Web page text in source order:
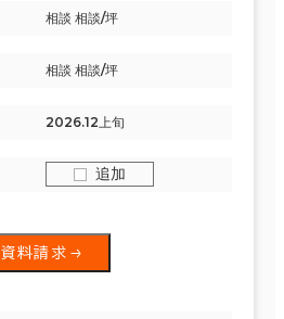
相談 相談/坪
相談 相談/坪
2026.12上旬
追加
資料請求